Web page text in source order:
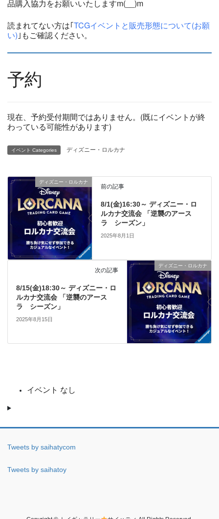
品購入協力をお願いいたしますm(__)m
読まれてない方は｢TCGイベントと販売形態について(お願
い) ｣もご確認ください。
予約
現在、予約受付期間ではありません。(既にイベントが終
わっている可能性があります)
イベント Categories ディズニー・ロルカナ
ディズニー・ロルカナ
前の記事
8/1(金)16:30～ ディズニー・ロ
ルカナ交流会 「逆襲のアース
ラ シーズン」
2025年8月1日
ディズニー・ロルカナ
次の記事
8/15(金)18:30～ ディズニー・ロ
ルカナ交流会 「逆襲のアース
ラ シーズン」
2025年8月15日
イベント なし
Tweets by saihatycom
Tweets by saihatoy